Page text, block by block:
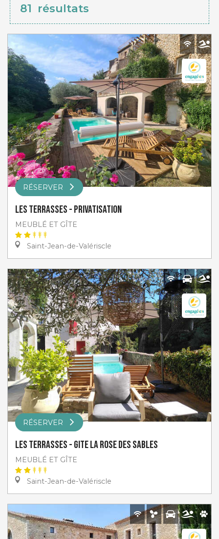
81 résultats
RÉSERVER
Les Terrasses - privatisation
MEUBLÉ ET GÎTE
Saint-Jean-de-Valériscle
RÉSERVER
Les Terrasses - Gite La Rose des Sables
MEUBLÉ ET GÎTE
Saint-Jean-de-Valériscle